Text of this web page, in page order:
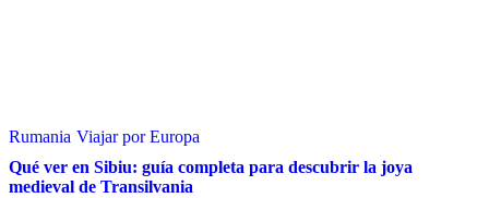
Rumania Viajar por Europa
Qué ver en Sibiu: guía completa para descubrir la joya
medieval de Transilvania